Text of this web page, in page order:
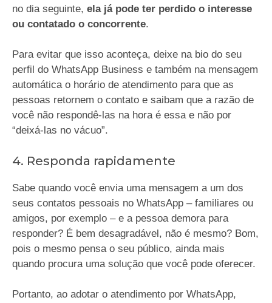
no dia seguinte, ela já pode ter perdido o interesse
ou contatado o concorrente.
Para evitar que isso aconteça, deixe na bio do seu
perfil do WhatsApp Business e também na mensagem
automática o horário de atendimento para que as
pessoas retornem o contato e saibam que a razão de
você não respondê-las na hora é essa e não por
“deixá-las no vácuo”.
4. Responda rapidamente
Sabe quando você envia uma mensagem a um dos
seus contatos pessoais no WhatsApp – familiares ou
amigos, por exemplo – e a pessoa demora para
responder? É bem desagradável, não é mesmo? Bom,
pois o mesmo pensa o seu público, ainda mais
quando procura uma solução que você pode oferecer.
Portanto, ao adotar o atendimento por WhatsApp,